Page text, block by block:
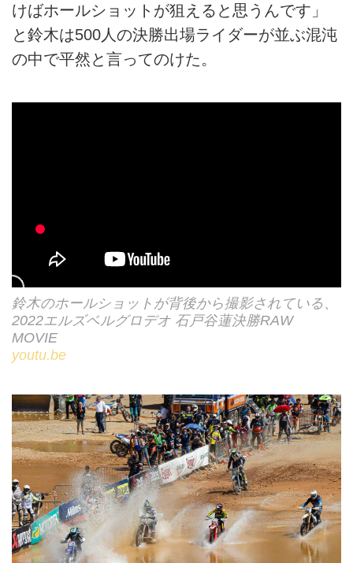
けばホールショットが狙えると思うんです」
と鈴木は500人の決勝出場ライダーが並ぶ混沌
の中で平然と言ってのけた。
鈴木のホールショットが背後から撮影されている、
2022エルズベルグロデオ 石戸谷蓮決勝RAW
MOVIE
youtu.be